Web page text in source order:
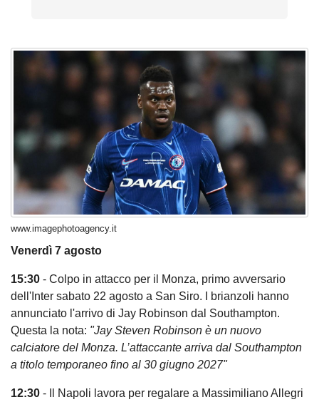
www.imagephotoagency.it
Venerdì 7 agosto
15:30 - Colpo in attacco per il Monza, primo avversario
dell'Inter sabato 22 agosto a San Siro. I brianzoli hanno
annunciato l'arrivo di Jay Robinson dal Southampton.
Questa la nota: "Jay Steven Robinson è un nuovo
calciatore del Monza. L’attaccante arriva dal Southampton
a titolo temporaneo fino al 30 giugno 2027"
12:30 - Il Napoli lavora per regalare a Massimiliano Allegri